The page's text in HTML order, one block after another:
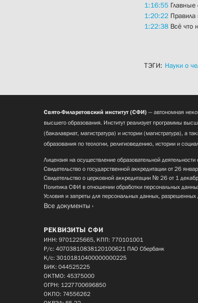
1:16:55 Главные
1:20:22 Правила
1:22:38 Всё что
ТЭГИ: Науки о
Свято-Филаретовский институт (СФИ) — автономная
высшего образования. Институт реализует программы
(бакалавриат, магистратура) и истории (магистратура), а
образования по теологии, религиоведению, истории и
Лицензия на осуществление образовательной
Свидетельство о государственной аккредитации от 26
Свидетельство о церковной аккредитации № 26 от 1
Политика СФИ в отношении обработки персональных
Условия и запреты для персональных данных, разрешенных
Все документы
РЕКВИЗИТЫ СФИ
ИНН: 9701225665, КПП: 770101001
Р/с: 40703810838120100621 ПАО Сбербанк
К/с: 30101810400000000225
БИК: 044525225
ОКТМО: 45375000
ОГРН: 1227700696850
ОКПО: 74556262